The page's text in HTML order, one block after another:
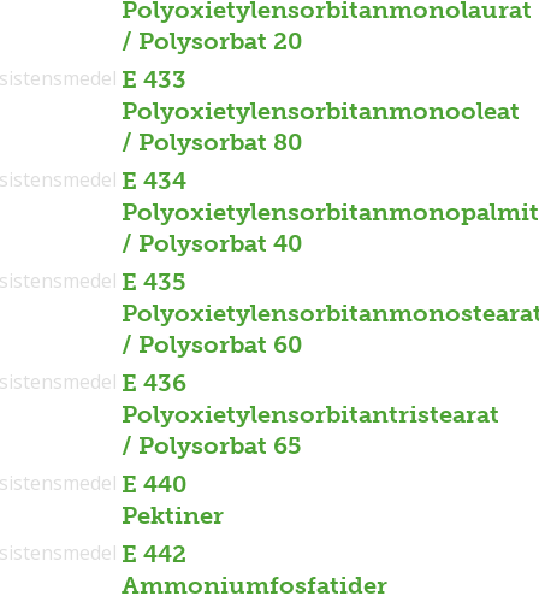
Polyoxietylensorbitanmonolaurat
/ Polysorbat 20
E 433
Polyoxietylensorbitanmonooleat
/ Polysorbat 80
E 434
/ Polysorbat 40
E 435
/ Polysorbat 60
E 436
Polyoxietylensorbitantristearat
/ Polysorbat 65
E 440
Pektiner
E 442
Ammoniumfosfatider